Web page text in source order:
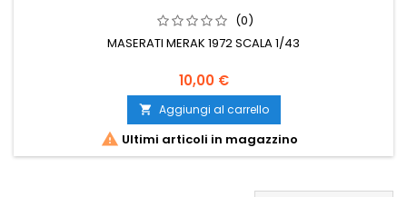
(0)
MASERATI MERAK 1972 SCALA 1/43
10,00 €
 Aggiungi al carrello
 Ultimi articoli in magazzino